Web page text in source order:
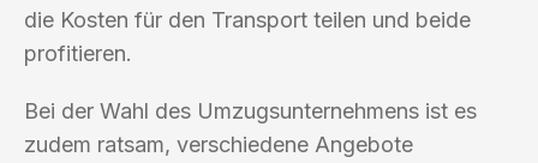
die Kosten für den Transport teilen und beide
profitieren.
Bei der Wahl des Umzugsunternehmens ist es
zudem ratsam, verschiedene Angebote